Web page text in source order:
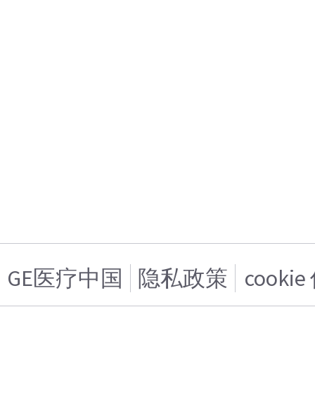
GE医疗中国 隐私政策 cookie